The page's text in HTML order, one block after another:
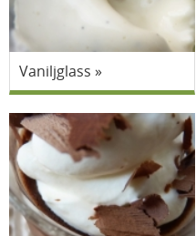
Vaniljglass